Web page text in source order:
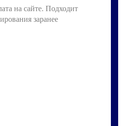
на сайте. Подходит
заранее